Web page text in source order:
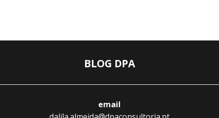
BLOG DPA
email